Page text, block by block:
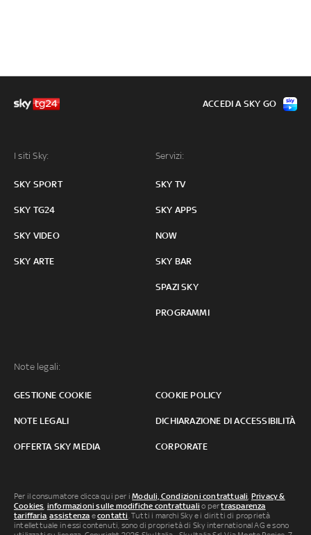
I siti Sky:
SKY SPORT
SKY TG24
SKY VIDEO
SKY ARTE
Servizi:
SKY TV
SKY APPS
NOW
SKY BAR
SPAZI SKY
PROGRAMMI
Note legali:
GESTIONE COOKIE COOKIE POLICY
NOTE LEGALI DICHIARAZIONE DI ACCESSIBILITÀ
OFFERTA SKY MEDIA CORPORATE
ACCEDI A SKY GO
Per il consumatore clicca qui per iModuli, Condizioni contrattuali, Privacy &
Cookies, informazioni sulle modifiche contrattuali o pertrasparenza
tariffaria,assistenza econtatti. Tutti i marchi Sky e i diritti di proprietà
intellettuale in essi contenuti, sono di proprietà di Sky international AG e sono